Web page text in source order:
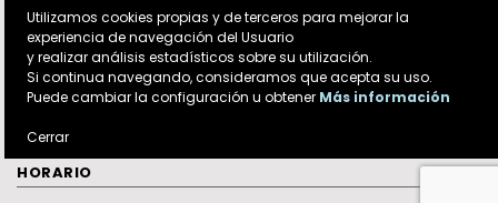
poligono industrial Nicomedes Garcia de Valverde del Majano
(Segovia).
NUESTROS SERVICIOS
CONTACTA
SEYMAR TARIMAS
HORARIO +
Utilizamos cookies propias y de terceros para mejorar la
experiencia de navegación del Usuario
y realizar análisis estadísticos sobre su utilización.
Si continua navegando, consideramos que acepta su uso.
Puede cambiar la configuración u obtener Más información
Cerrar